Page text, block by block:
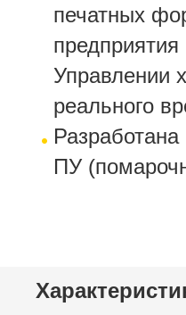
печатных
Управлении
реального
Разработана
ПУ